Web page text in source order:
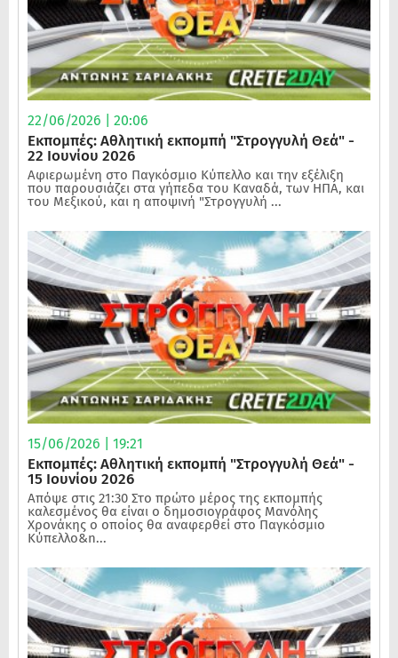
22/06/2026 | 20:06
Εκπομπές: Αθλητική εκπομπή "Στρογγυλή Θεά" -
22 Ιουνίου 2026
Αφιερωμένη στο Παγκόσμιο Κύπελλο και την εξέλιξη
που παρουσιάζει στα γήπεδα του Καναδά, των ΗΠΑ, και
του Μεξικού, και η αποψινή "Στρογγυλή ...
15/06/2026 | 19:21
Εκπομπές: Αθλητική εκπομπή "Στρογγυλή Θεά" -
15 Ιουνίου 2026
Απόψε στις 21:30 Στο πρώτο μέρος της εκπομπής
καλεσμένος θα είναι ο δημοσιογράφος Μανόλης
Χρονάκης ο οποίος θα αναφερθεί στο Παγκόσμιο
Κύπελλο&n...